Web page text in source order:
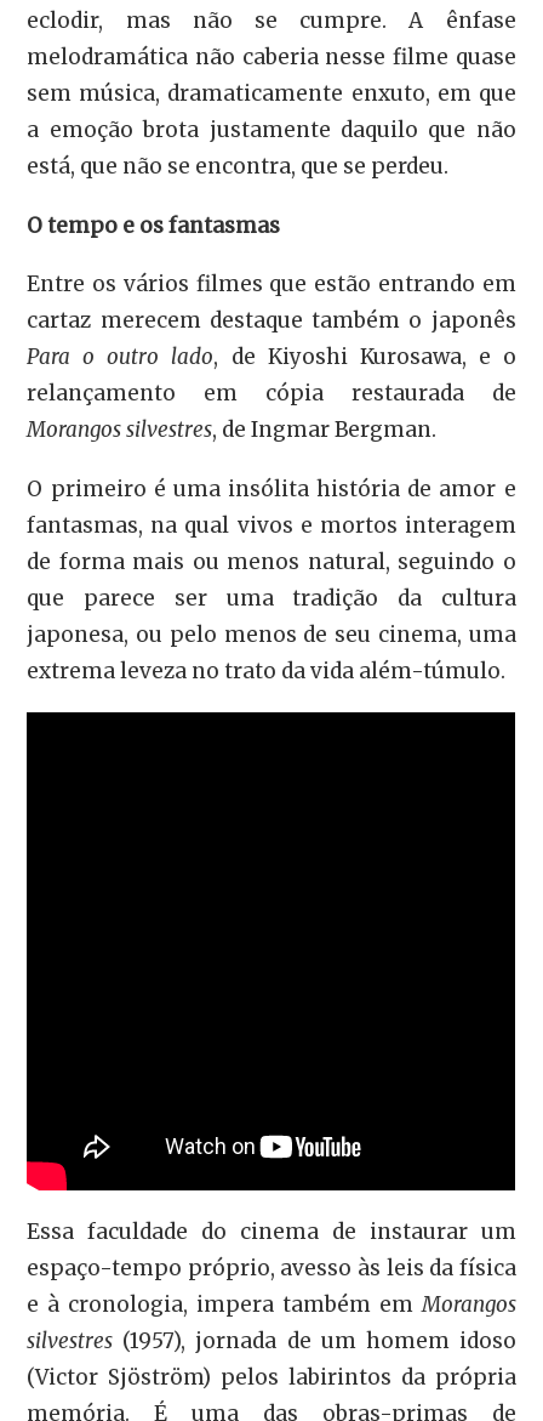
eclodir, mas não se cumpre. A ênfase
melodramática não caberia nesse filme quase
sem música, dramaticamente enxuto, em que
a emoção brota justamente daquilo que não
está, que não se encontra, que se perdeu.
O tempo e os fantasmas
Entre os vários filmes que estão entrando em
cartaz merecem destaque também o japonês
Para o outro lado, de Kiyoshi Kurosawa, e o
relançamento em cópia restaurada de
Morangos silvestres, de Ingmar Bergman.
O primeiro é uma insólita história de amor e
fantasmas, na qual vivos e mortos interagem
de forma mais ou menos natural, seguindo o
que parece ser uma tradição da cultura
japonesa, ou pelo menos de seu cinema, uma
extrema leveza no trato da vida além-túmulo.
Essa faculdade do cinema de instaurar um
espaço-tempo próprio, avesso às leis da física
e à cronologia, impera também emMorangos
silvestres (1957), jornada de um homem idoso
(Victor Sjöström) pelos labirintos da própria
memória. É uma das obras-primas de